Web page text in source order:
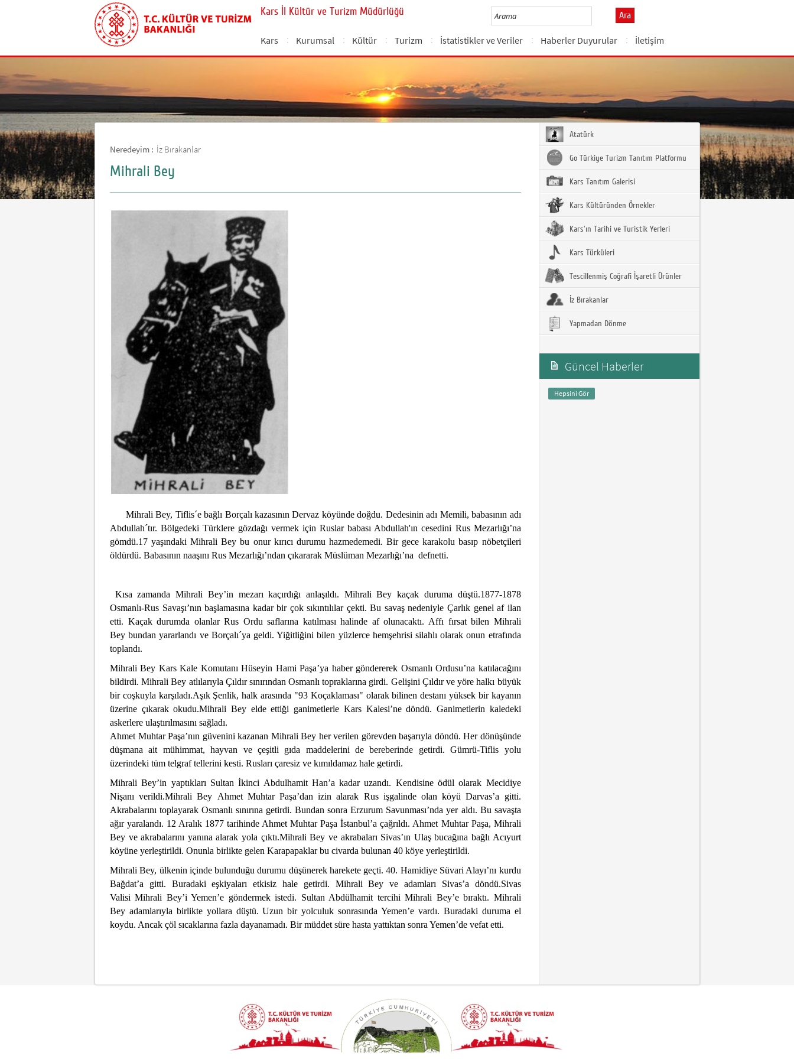
Kars İl Kültür ve Turizm Müdürlüğü Ara
Kars Kurumsal Kültür Turizm İstatistikler ve Veriler Haberler Duyurular İletişim
Neredeyim : İz Bırakanlar
Mihrali Bey
Mihrali Bey, Tiflis´e bağlı Borçalı kazasının Dervaz köyünde doğdu. Dedesinin adı Memili, babasının adı
Abdullah´tır. Bölgedeki Türklere gözdağı vermek için Ruslar babası Abdullah'ın cesedini Rus Mezarlığı’na
gömdü.17 yaşındaki Mihrali Bey bu onur kırıcı durumu hazmedemedi. Bir gece karakolu basıp nöbetçileri
öldürdü. Babasının naaşını Rus Mezarlığı’ndan çıkararak Müslüman Mezarlığı’na defnetti.
Kısa zamanda Mihrali Bey’in mezarı kaçırdığı anlaşıldı. Mihrali Bey kaçak duruma düştü.1877-1878
Osmanlı-Rus Savaşı’nın başlamasına kadar bir çok sıkıntılılar çekti. Bu savaş nedeniyle Çarlık genel af ilan
etti. Kaçak durumda olanlar Rus Ordu saflarına katılması halinde af olunacaktı. Affı fırsat bilen Mihrali
Bey bundan yararlandı ve Borçalı´ya geldi. Yiğitliğini bilen yüzlerce hemşehrisi silahlı olarak onun etrafında
toplandı.
Mihrali Bey Kars Kale Komutanı Hüseyin Hami Paşa’ya haber göndererek Osmanlı Ordusu’na katılacağını
bildirdi. Mihrali Bey atlılarıyla Çıldır sınırından Osmanlı topraklarına girdi. Gelişini Çıldır ve yöre halkı büyük
bir coşkuyla karşıladı.Aşık Şenlik, halk arasında "93 Koçaklaması" olarak bilinen destanı yüksek bir kayanın
üzerine çıkarak okudu.Mihrali Bey elde ettiği ganimetlerle Kars Kalesi’ne döndü. Ganimetlerin kaledeki
askerlere ulaştırılmasını sağladı.
Ahmet Muhtar Paşa’nın güvenini kazanan Mihrali Bey her verilen görevden başarıyla döndü. Her dönüşünde
düşmana ait mühimmat, hayvan ve çeşitli gıda maddelerini de bereberinde getirdi. Gümrü-Tiflis yolu
üzerindeki tüm telgraf tellerini kesti. Rusları çaresiz ve kımıldamaz hale getirdi.
Mihrali Bey’in yaptıkları Sultan İkinci Abdulhamit Han’a kadar uzandı. Kendisine ödül olarak Mecidiye
Nişanı verildi.Mihrali Bey Ahmet Muhtar Paşa’dan izin alarak Rus işgalinde olan köyü Darvas’a gitti.
Akrabalarını toplayarak Osmanlı sınırına getirdi. Bundan sonra Erzurum Savunması’nda yer aldı. Bu savaşta
ağır yaralandı. 12 Aralık 1877 tarihinde Ahmet Muhtar Paşa İstanbul’a çağrıldı. Ahmet Muhtar Paşa, Mihrali
Bey ve akrabalarını yanına alarak yola çıktı.Mihrali Bey ve akrabaları Sivas’ın Ulaş bucağına bağlı Acıyurt
köyüne yerleştirildi. Onunla birlikte gelen Karapapaklar bu civarda bulunan 40 köye yerleştirildi.
Mihrali Bey, ülkenin içinde bulunduğu durumu düşünerek harekete geçti. 40. Hamidiye Süvari Alayı’nı kurdu
Bağdat’a gitti. Buradaki eşkiyaları etkisiz hale getirdi. Mihrali Bey ve adamları Sivas’a döndü.Sivas
Valisi Mihrali Bey’i Yemen’e göndermek istedi. Sultan Abdülhamit tercihi Mihrali Bey’e bıraktı. Mihrali
Bey adamlarıyla birlikte yollara düştü. Uzun bir yolculuk sonrasında Yemen’e vardı. Buradaki duruma el
koydu. Ancak çöl sıcaklarına fazla dayanamadı. Bir müddet süre hasta yattıktan sonra Yemen’de vefat etti.
Atatürk
Go Türkiye Turizm Tanıtım Platformu
Kars Tanıtım Galerisi
Kars Kültüründen Örnekler
Kars'ın Tarihi ve Turistik Yerleri
Kars Türküleri
Tescillenmiş Coğrafi İşaretli Ürünler
İz Bırakanlar
Yapmadan Dönme
Güncel Haberler
Hepsini Gör